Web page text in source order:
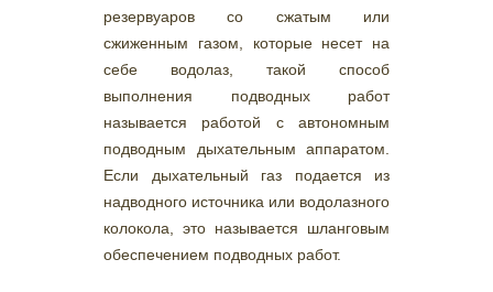
резервуаров со сжатым или
сжиженным газом, которые несет на
себе водолаз, такой способ
выполнения подводных работ
называется работой с автономным
подводным дыхательным аппаратом.
Если дыхательный газ подается из
надводного источника или водолазного
колокола, это называется шланговым
обеспечением подводных работ.